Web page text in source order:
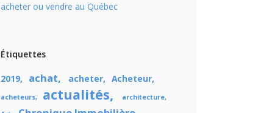
acheter ou vendre au Québec
Étiquettes
2019 achat acheter Acheteur
acheteurs actualités
architecture